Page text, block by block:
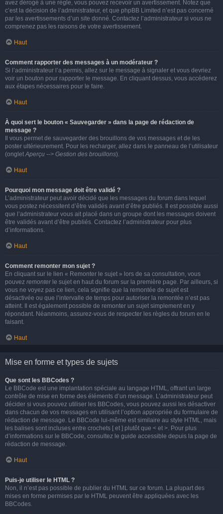
avez dérogé à une règle, vous pouvez recevoir un avertissement. Notez que
c’est la décision de l’administrateur, et que phpBB Limited n’est pas concerné
par les avertissements d’un site donné. Contactez l’administrateur si vous ne
comprenez pas les raisons de votre avertissement.
Haut
Comment rapporter des messages à un modérateur ?
Si l’administrateur l’a permis, allez sur le message à signaler et vous devriez
voir un bouton pour rapporter le message. En cliquant dessus, vous accéderez
aux étapes nécessaires pour le faire.
Haut
À quoi sert le bouton « Sauvegarder » dans la page de rédaction de
message ?
Il vous permet de sauvegarder des brouillons de vos messages et de les
poster ultérieurement. Pour les recharger, allez dans le panneau de l’utilisateur
(ongletAperçu --> Gestion des brouillons).
Haut
Pourquoi mon message doit être validé ?
L’administrateur peut avoir décidé que les messages du forum dans lequel
vous postez nécessitent d’être validés avant d’être publiés. Il est possible aussi
que l’administrateur vous ait placé dans un groupe dont les messages doivent
être validés avant d’être publiés. Contactez l’administrateur pour plus
d’informations.
Haut
Comment remonter mon sujet ?
En cliquant sur le lien « Remonter le sujet » lors de sa consultation, vous
pouvez remonterle sujet en haut du forum sur la première page. Par ailleurs, si
vous ne voyez pas ce lien, cela signifie que la remontée de sujet est
désactivée ou que l’intervalle de temps pour autoriser la remontée n’est pas
atteint. Il est également possible de remonter un sujet simplement en y
répondant. Néanmoins, assurez-vous de respecter les règles du forum en le
faisant.
Haut
Mise en forme et types de sujets
Que sont les BBCodes ?
Le BBCode est une implantation spéciale au langage HTML, offrant un large
contrôle de mise en forme des éléments d’un message. L’administrateur peut
décider si vous pouvez utiliser les BBCodes, vous pouvez aussi les désactiver
dans chacun de vos messages en utilisant l’option appropriée du formulaire de
rédaction de message. Le BBCode lui-même est similaire au style HTML, mais
les balises sont incluses entre crochets [ et ] plutôt que < et >. Pour plus
d’informations sur le BBCode, consultez le guide accessible depuis la page de
rédaction de message.
Haut
Puis-je utiliser le HTML ?
Non, il n’est pas possible de publier du HTML sur ce forum. La plupart des
mises en forme permises par le HTML peuvent être appliquées avec les
BBCodes.